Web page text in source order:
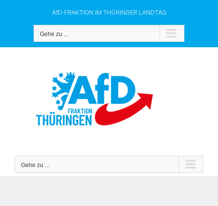
AfD-FRAKTION IM THÜRINGER LANDTAG
Gehe zu ...
Gehe zu ...